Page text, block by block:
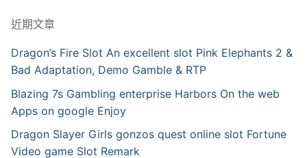
近期文章
Dragon’s Fire Slot An excellent slot Pink Elephants 2 &
Bad Adaptation, Demo Gamble & RTP
Blazing 7s Gambling enterprise Harbors On the web
Apps on google Enjoy
Dragon Slayer Girls gonzos quest online slot Fortune
Video game Slot Remark